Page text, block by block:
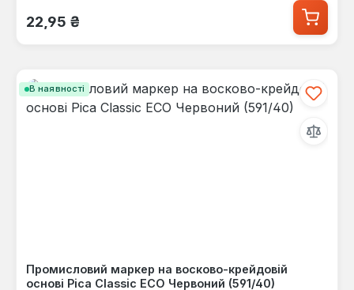
Звичайна ціна:
22,95 ₴
В наявності
Промисловий маркер на восково-крейдовій
основі Pica Classic ECO Червоний (591/40)